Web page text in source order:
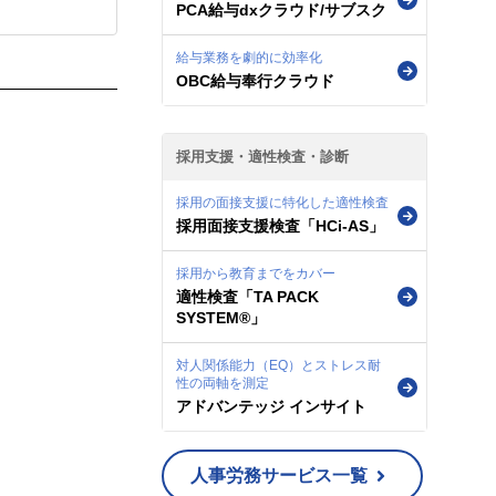
PCA給与dxクラウド/サブスク
給与業務を劇的に効率化
OBC給与奉行クラウド
採用支援・適性検査・診断
採用の面接支援に特化した適性検査
採用面接支援検査「HCi-AS」
採用から教育までをカバー
適性検査「TA PACK
SYSTEM®」
対人関係能力（EQ）とストレス耐
性の両軸を測定
アドバンテッジ インサイト
人事労務サービス一覧